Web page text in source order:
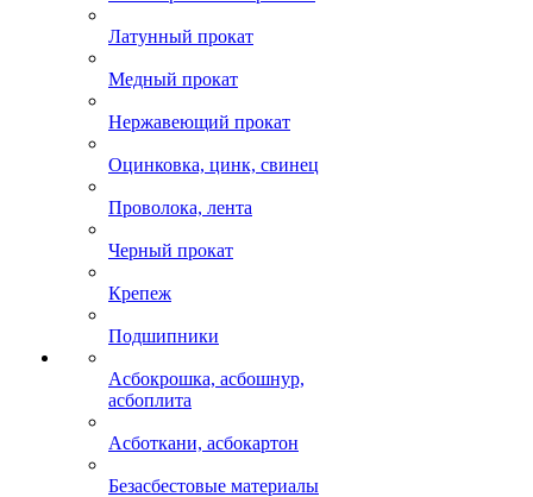
Латунный прокат
Медный прокат
Нержавеющий прокат
Оцинковка, цинк, свинец
Проволока, лента
Черный прокат
Крепеж
Подшипники
Асбокрошка, асбошнур,
асбоплита
Асботкани, асбокартон
Безасбестовые материалы